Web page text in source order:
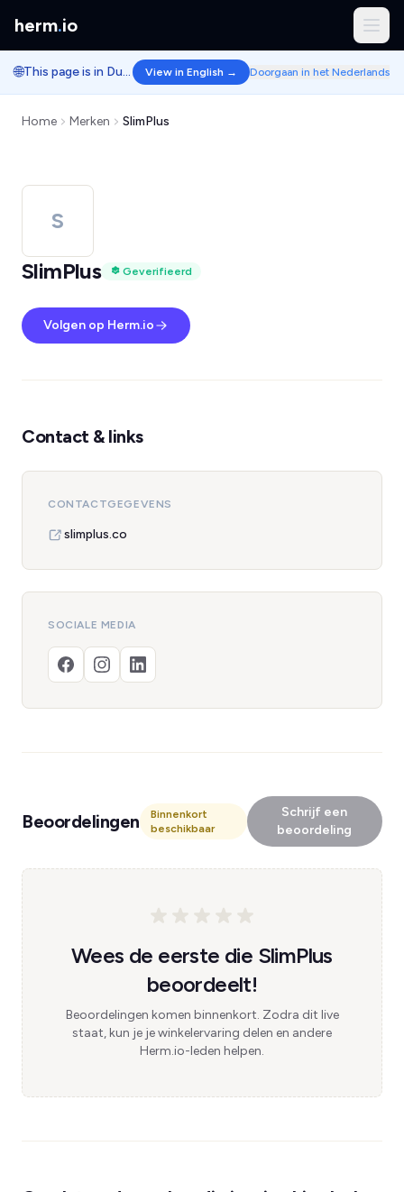
herm.io
🌐 This page is in Dutch. View in English → Doorgaan in het Nederlands
Home Merken SlimPlus
S
SlimPlus
Geverifieerd
Volgen op Herm.io
Contact & links
CONTACTGEGEVENS
slimplus.co
SOCIALE MEDIA
Beoordelingen
Binnenkort
beschikbaar
Schrijf een
beoordeling
Wees de eerste die SlimPlus
beoordeelt!
Beoordelingen komen binnenkort. Zodra dit live
staat, kun je je winkelervaring delen en andere
Herm.io-leden helpen.